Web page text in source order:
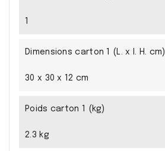
1
Dimensions carton 1 (L. x l. H. cm)
30 x 30 x 12 cm
Poids carton 1 (kg)
2.3 kg